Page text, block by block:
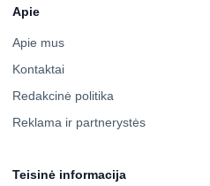
Apie
Apie mus
Kontaktai
Redakcinė politika
Reklama ir partnerystės
Teisinė informacija